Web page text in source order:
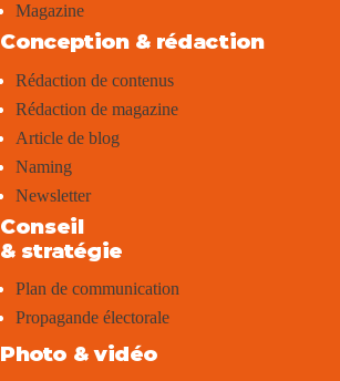
Magazine
Conception & rédaction
Rédaction de contenus
Rédaction de magazine
Article de blog
Naming
Newsletter
Conseil
& stratégie
Plan de communication
Propagande électorale
Photo & vidéo